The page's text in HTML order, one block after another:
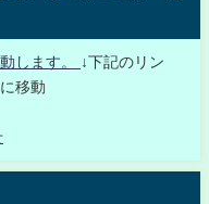
します。
↓下記のリン
移動